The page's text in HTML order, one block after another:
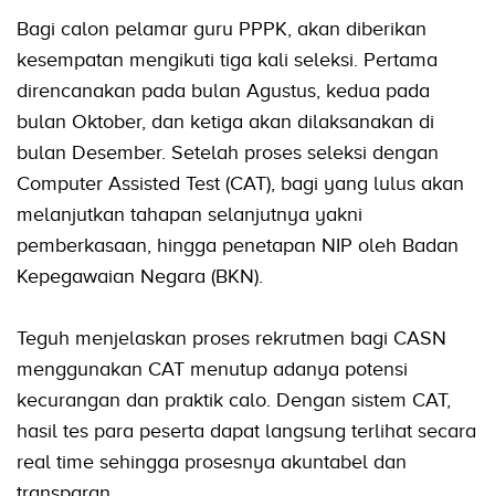
Bagi calon pelamar guru PPPK, akan diberikan
kesempatan mengikuti tiga kali seleksi. Pertama
direncanakan pada bulan Agustus, kedua pada
bulan Oktober, dan ketiga akan dilaksanakan di
bulan Desember. Setelah proses seleksi dengan
Computer Assisted Test (CAT), bagi yang lulus akan
melanjutkan tahapan selanjutnya yakni
pemberkasaan, hingga penetapan NIP oleh Badan
Kepegawaian Negara (BKN).
Teguh menjelaskan proses rekrutmen bagi CASN
menggunakan CAT menutup adanya potensi
kecurangan dan praktik calo. Dengan sistem CAT,
hasil tes para peserta dapat langsung terlihat secara
real time sehingga prosesnya akuntabel dan